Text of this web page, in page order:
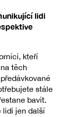
lidi
kteří
těch
stále
bavit.
lidi jen další